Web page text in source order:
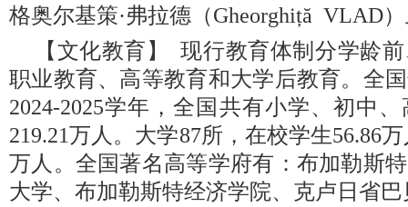
格奥尔基策·弗拉德（Gheorghiță VLAD
【文化教育】 现行教育体制分学龄
职业教育、高等教育和大学后教育。全
2024-2025学年，全国共有小学、初中
219.21万人。大学87所，在校学生56.86
万人。全国著名高等学府有：布加勒斯
大学、布加勒斯特经济学院、克卢日省